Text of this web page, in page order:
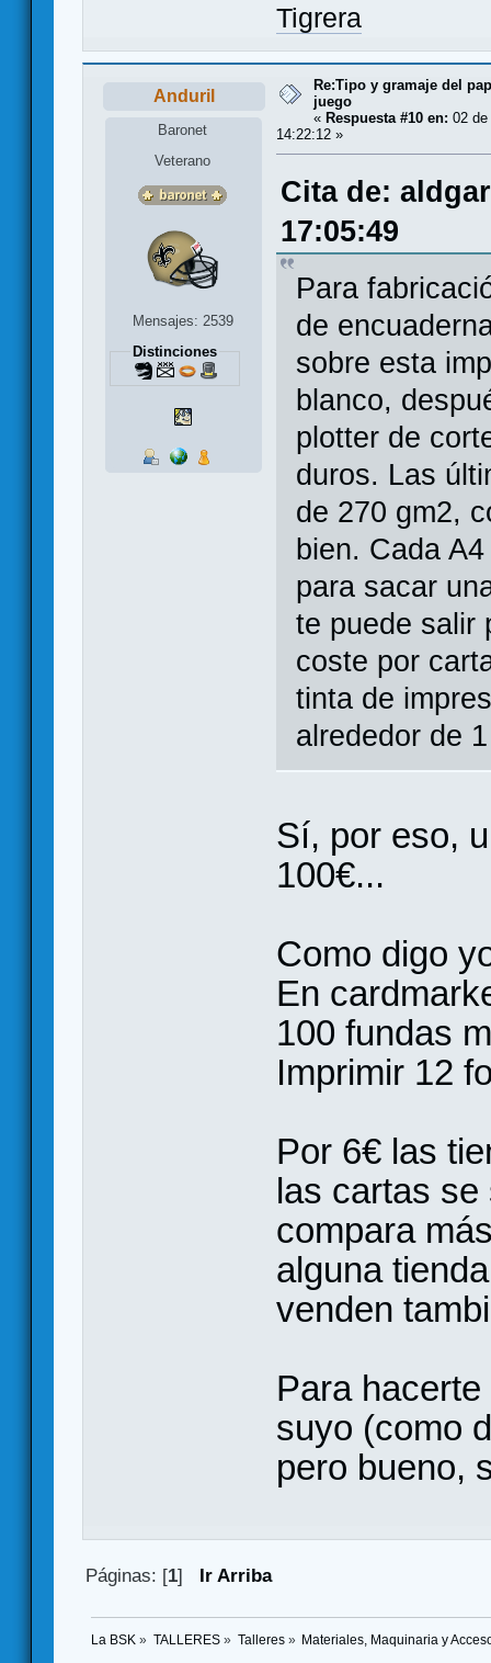
Tigrera
Anduril
Baronet
Veterano
Mensajes: 2539
Distinciones
Re:Tipo y gramaje del
juego
« Respuesta #10 en: 02
14:22:12 »
Cita de:
17:05:49
Para
de
sobre esta
blanco,
plotter de
duros. Las
de 270 gm2,
bien. Cada
para sacar
te puede salir
coste por
tinta de
alrededor de
Sí, por eso,
100€...
Como digo
En
100 fundas
Imprimir 12
Por 6€ las
las cartas se
compara
alguna
venden
Para
suyo (como
pero bueno,
Páginas: [1] Ir Arriba
La BSK » TALLERES» Talleres» Materiales, Maquinaria y